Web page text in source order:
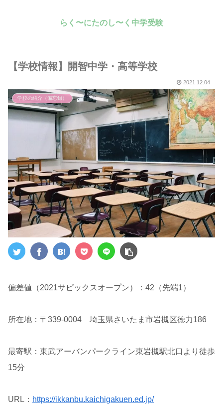
らく〜にたのし〜く中学受験
【学校情報】開智中学・高等学校
2021.12.04
学校の紹介（備忘録）
偏差値（2021サピックスオープン）：42（先端1）
所在地：〒339-0004 埼玉県さいたま市岩槻区徳力186
最寄駅：東武アーバンパークライン東岩槻駅北口より徒歩
15分
URL： https://ikkanbu.kaichigakuen.ed.jp/